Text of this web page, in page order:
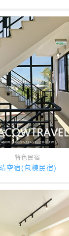
特色民宿
晴空宿(包棟民宿)